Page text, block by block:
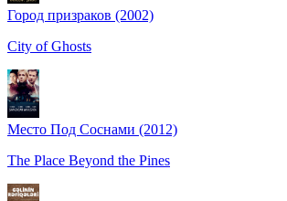
Город призраков (2002)
City of Ghosts
Место Под Соснами (2012)
The Place Beyond the Pines